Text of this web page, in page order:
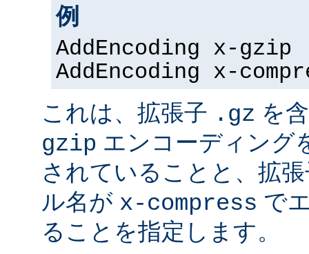
例
AddEncoding x-gzip
AddEncoding x-
これは、拡張子 .gz を
gzip エンコーディング
されていることと、拡
ル名が x-compress で
ることを指定します。